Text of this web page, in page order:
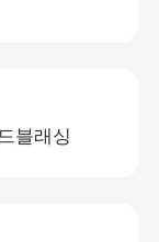
블래싱